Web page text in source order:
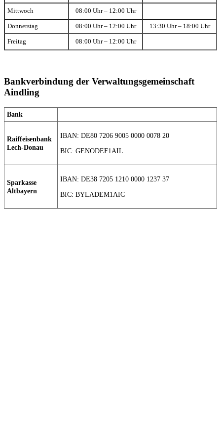
Mittwoch 08:00 Uhr – 12:00 Uhr
Donnerstag 08:00 Uhr – 12:00 Uhr 13:30 Uhr – 18:00 Uhr
Freitag 08:00 Uhr – 12:00 Uhr
Bankverbindung der Verwaltungsgemeinschaft
Aindling
Bank
Raiffeisenbank
Lech-Donau
IBAN: DE80 7206 9005 0000 0078 20
BIC: GENODEF1AIL
Sparkasse
Altbayern
IBAN: DE38 7205 1210 0000 1237 37
BIC: BYLADEM1AIC